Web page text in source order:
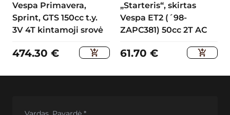
Vespa Primavera,
Sprint, GTS 150cc t.y.
3V 4T kintamoji srovė
474.30 €
„Starteris“, skirtas
Vespa ET2 (´98-
ZAPC381) 50cc 2T AC
61.70 €